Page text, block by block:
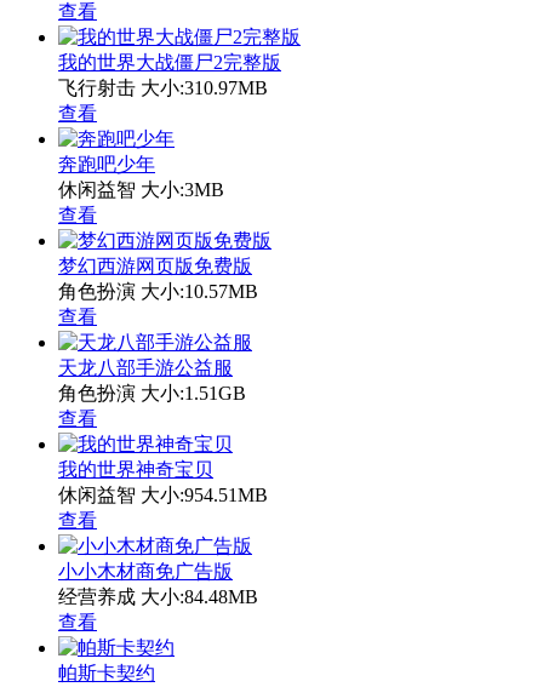
查看
我的世界大战僵尸2完整版
飞行射击 大小:310.97MB
查看
奔跑吧少年
休闲益智 大小:3MB
查看
梦幻西游网页版免费版
角色扮演 大小:10.57MB
查看
天龙八部手游公益服
角色扮演 大小:1.51GB
查看
我的世界神奇宝贝
休闲益智 大小:954.51MB
查看
小小木材商免广告版
经营养成 大小:84.48MB
查看
帕斯卡契约